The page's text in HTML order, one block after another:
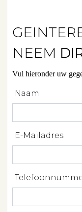
Aanbod
NEEM
Vul hieronder uw
Naam
E-Mailadres